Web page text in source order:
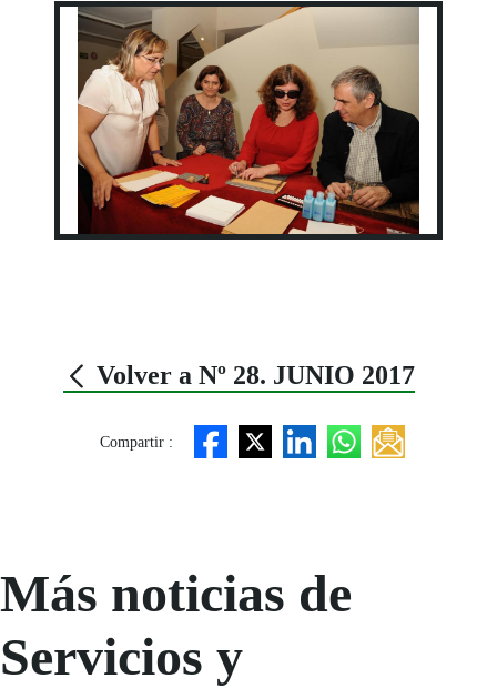
Volver a Nº 28. JUNIO 2017
Compartir :
Más noticias de
Servicios y